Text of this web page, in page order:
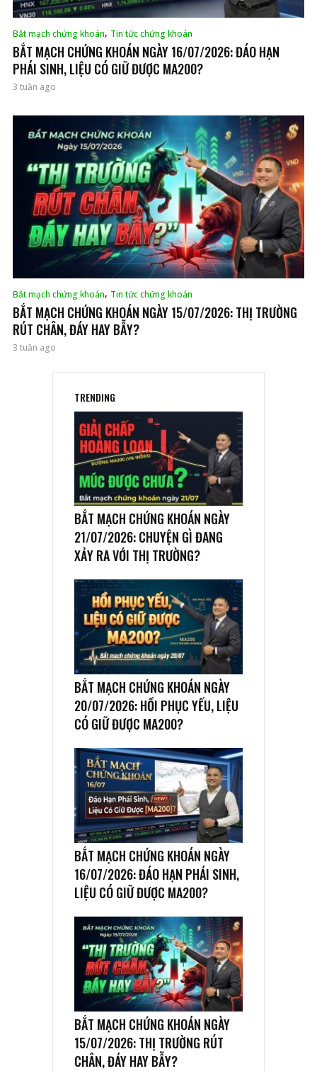
Bắt mạch chứng khoán, Tin tức chứng khoán
BẮT MẠCH CHỨNG KHOÁN NGÀY 16/07/2026: ĐÁO HẠN
PHÁI SINH, LIỆU CÓ GIỮ ĐƯỢC MA200?
3 tuần ago
Bắt mạch chứng khoán, Tin tức chứng khoán
BẮT MẠCH CHỨNG KHOÁN NGÀY 15/07/2026: THỊ TRƯỜNG
RÚT CHÂN, ĐÁY HAY BẪY?
3 tuần ago
TRENDING
BẮT MẠCH CHỨNG KHOÁN NGÀY
21/07/2026: CHUYỆN GÌ ĐANG
XẢY RA VỚI THỊ TRƯỜNG?
BẮT MẠCH CHỨNG KHOÁN NGÀY
20/07/2026: HỒI PHỤC YẾU, LIỆU
CÓ GIỮ ĐƯỢC MA200?
BẮT MẠCH CHỨNG KHOÁN NGÀY
16/07/2026: ĐÁO HẠN PHÁI SINH,
LIỆU CÓ GIỮ ĐƯỢC MA200?
BẮT MẠCH CHỨNG KHOÁN NGÀY
15/07/2026: THỊ TRƯỜNG RÚT
CHÂN, ĐÁY HAY BẪY?